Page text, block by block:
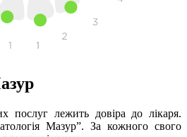
послуг лежить довіра до лікаря.
Мазур”. За кожного свого